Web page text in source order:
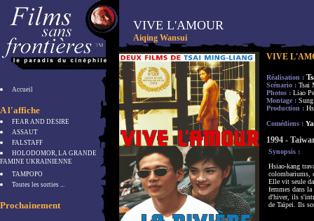
Accueil
A l'affiche
FEAR AND DESIRE
ASSAUT
FALSTAFF
HOLODOMOR, LA GRANDE
FAMINE UKRAINIENNE
TAMPOPO
Toutes les sorties ...
Prochainement
VIVE L'AMOUR
Aiqing Wansui
VIVE
Réalisation :
Scénario : Tsai
Photos : Liao
Montage :
Production :
Comédiens :
1994 -
Synopsis :
Hsiao-kang
colombariums,
Elle vit seule
femmes dans
d'hiver, ils
de Taïpei. Ils